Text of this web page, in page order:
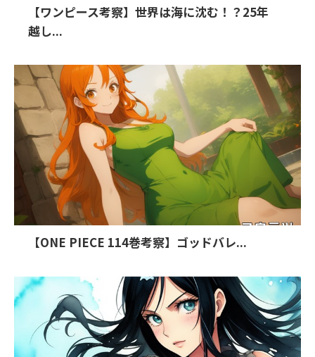
【ワンピース考察】世界は海に沈む！？25年
越し...
【ONE PIECE 114巻考察】ゴッドバレ...